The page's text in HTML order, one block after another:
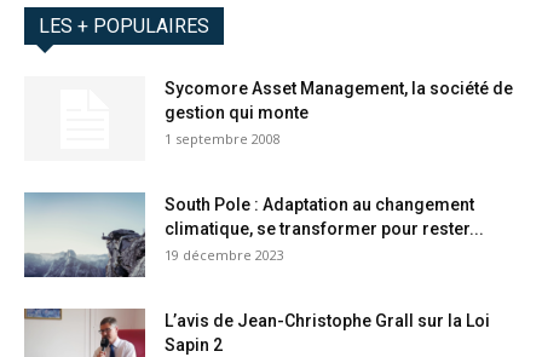
LES + POPULAIRES
Sycomore Asset Management, la société de
gestion qui monte
1 septembre 2008
South Pole : Adaptation au changement
climatique, se transformer pour rester...
19 décembre 2023
L’avis de Jean-Christophe Grall sur la Loi
Sapin 2